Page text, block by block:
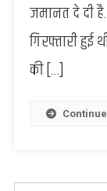
जमानत दे दी
गिरफ्तारी
की […]